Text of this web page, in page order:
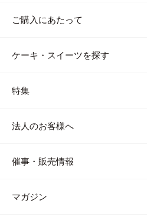
ご購入にあたって
ケーキ・スイーツを探す
特集
法人のお客様へ
催事・販売情報
マガジン